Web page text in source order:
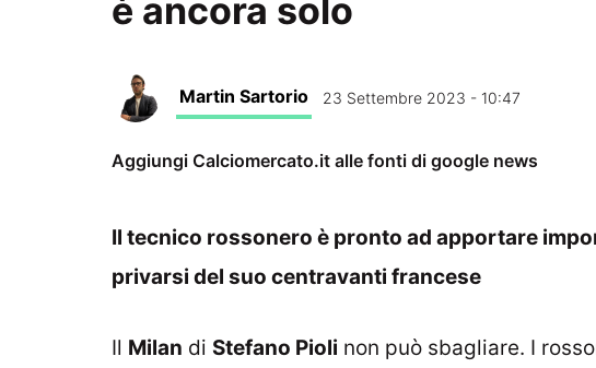
è ancora solo
Martin Sartorio 23 Settembre 2023 - 10:47
Aggiungi Calciomercato.it alle fonti di google news
Il tecnico rossonero è pronto ad apportare
privarsi del suo centravanti francese
Il Milan di Stefano Pioli non può sbagliare. I